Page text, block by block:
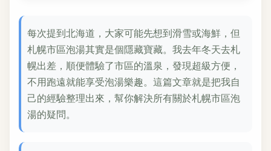
每次提到北海道，大家可能先想到滑雪或海鮮，但
札幌市區泡湯其實是個隱藏寶藏。我去年冬天去札
幌出差，順便體驗了市區的溫泉，發現超級方便，
不用跑遠就能享受泡湯樂趣。這篇文章就是把我自
己的經驗整理出來，幫你解決所有關於札幌市區泡
湯的疑問。